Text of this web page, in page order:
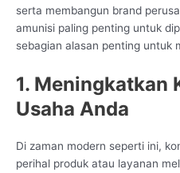
serta membangun brand
amunisi paling penting untuk
sebagian alasan penting untuk
1. Meningkatkan
Usaha Anda
Di zaman modern seperti ini,
perihal produk atau layanan